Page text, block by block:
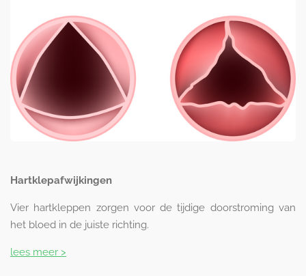
Hartklepafwijkingen
Vier hartkleppen zorgen voor de tijdige doorstroming van
het bloed in de juiste richting.
lees meer >